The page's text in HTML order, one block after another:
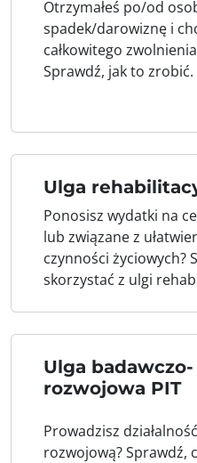
Otrzymałeś po/od
spadek/darowiznę i
całkowitego
Sprawdź, jak to zrobić.
Ulga
Ponosisz wydatki na
lub związane z
czynności życiowych?
skorzystać z ulgi
Ulga badawczo-
rozwojowa PIT
Prowadzisz
rozwojową? Sprawdź,